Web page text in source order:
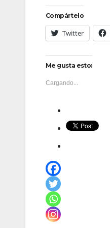
Compártelo
Twitter
Me gusta esto:
Cargando...